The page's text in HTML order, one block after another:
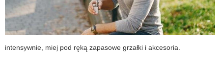
intensywnie, miej pod ręką zapasowe grzałki i akcesoria.